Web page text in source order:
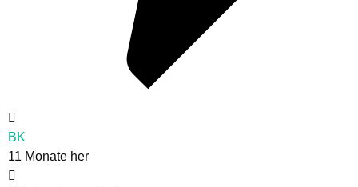
BK
11 Monate her